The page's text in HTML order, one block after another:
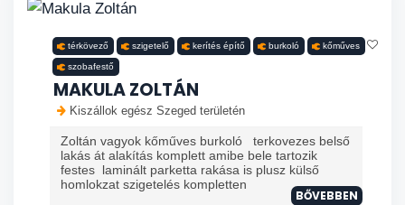
térkövező szigetelő kerítés építő burkoló kőműves
szobafestő
MAKULA ZOLTÁN
Kiszállok egész Szeged területén
Zoltán vagyok kőműves burkoló terkovezes belső
lakás át alakítás komplett amibe bele tartozik
festes laminált parketta rakása is plusz külső
homlokzat szigetelés kompletten
BŐVEBBEN